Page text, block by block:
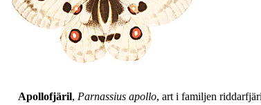
Apollofjäril, Parnassius apollo, art i familjen